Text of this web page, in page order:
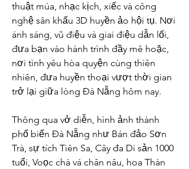
thuật múa, nhạc kịch, xiếc và công
nghệ sân khấu 3D huyền ảo hội tụ. Nơi
ánh sáng, vũ điệu và giai điệu dẫn lối,
đưa bạn vào hành trình đầy mê hoặc,
nơi tình yêu hòa quyện cùng thiên
nhiên, đưa huyền thoại vượt thời gian
trở lại giữa lòng Đà Nẵng hôm nay.
Thông qua vở diễn, hình ảnh thành
phố biển Đà Nẵng như Bán đảo Sơn
Trà, sự tích Tiên Sa, Cây đa Di sản 1000
tuổi, Voọc chà vá chân nâu, hoa Thàn